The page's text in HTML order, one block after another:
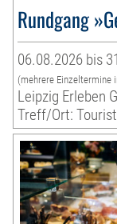
Rundgang
06.08.2026 bis
(mehrere Einzeltermine
Leipzig Erleben
Treff/Ort: